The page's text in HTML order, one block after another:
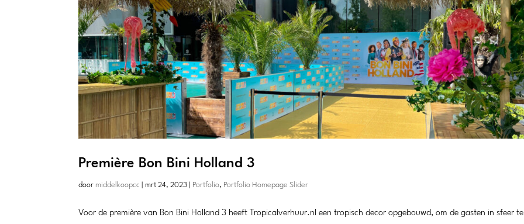
Première Bon Bini Holland 3
door middelkoopcc |mrt 24, 2023 Portfolio, Portfolio Homepage Slider
Voor de première van Bon Bini Holland 3 heeft Tropicalverhuur.nl een tropisch decor opgebouwd, om de gasten in sfeer te